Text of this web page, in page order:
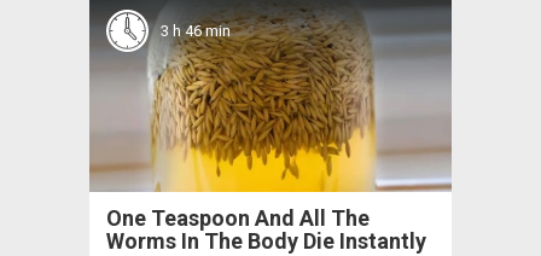
3 h 46 min
One Teaspoon And All The
Worms In The Body Die Instantly